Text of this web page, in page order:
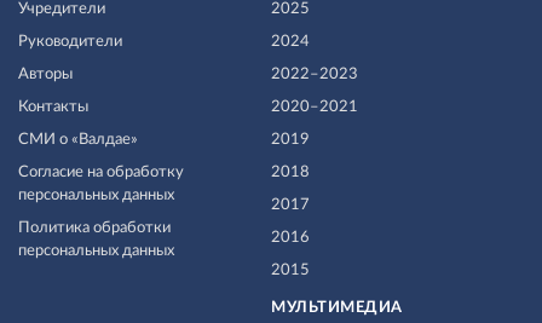
Учредители
Руководители
Авторы
Контакты
СМИ о «Валдае»
Согласие на обработку
персональных данных
Политика обработки
персональных данных
2025
2024
2022–2023
2020–2021
2019
2018
2017
2016
2015
МУЛЬТИМЕДИА